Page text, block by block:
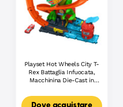
Playset Hot Wheels City T-
Rex Battaglia Infuocata,
Macchinina Die-Cast in
Nemico
Dove acquistare